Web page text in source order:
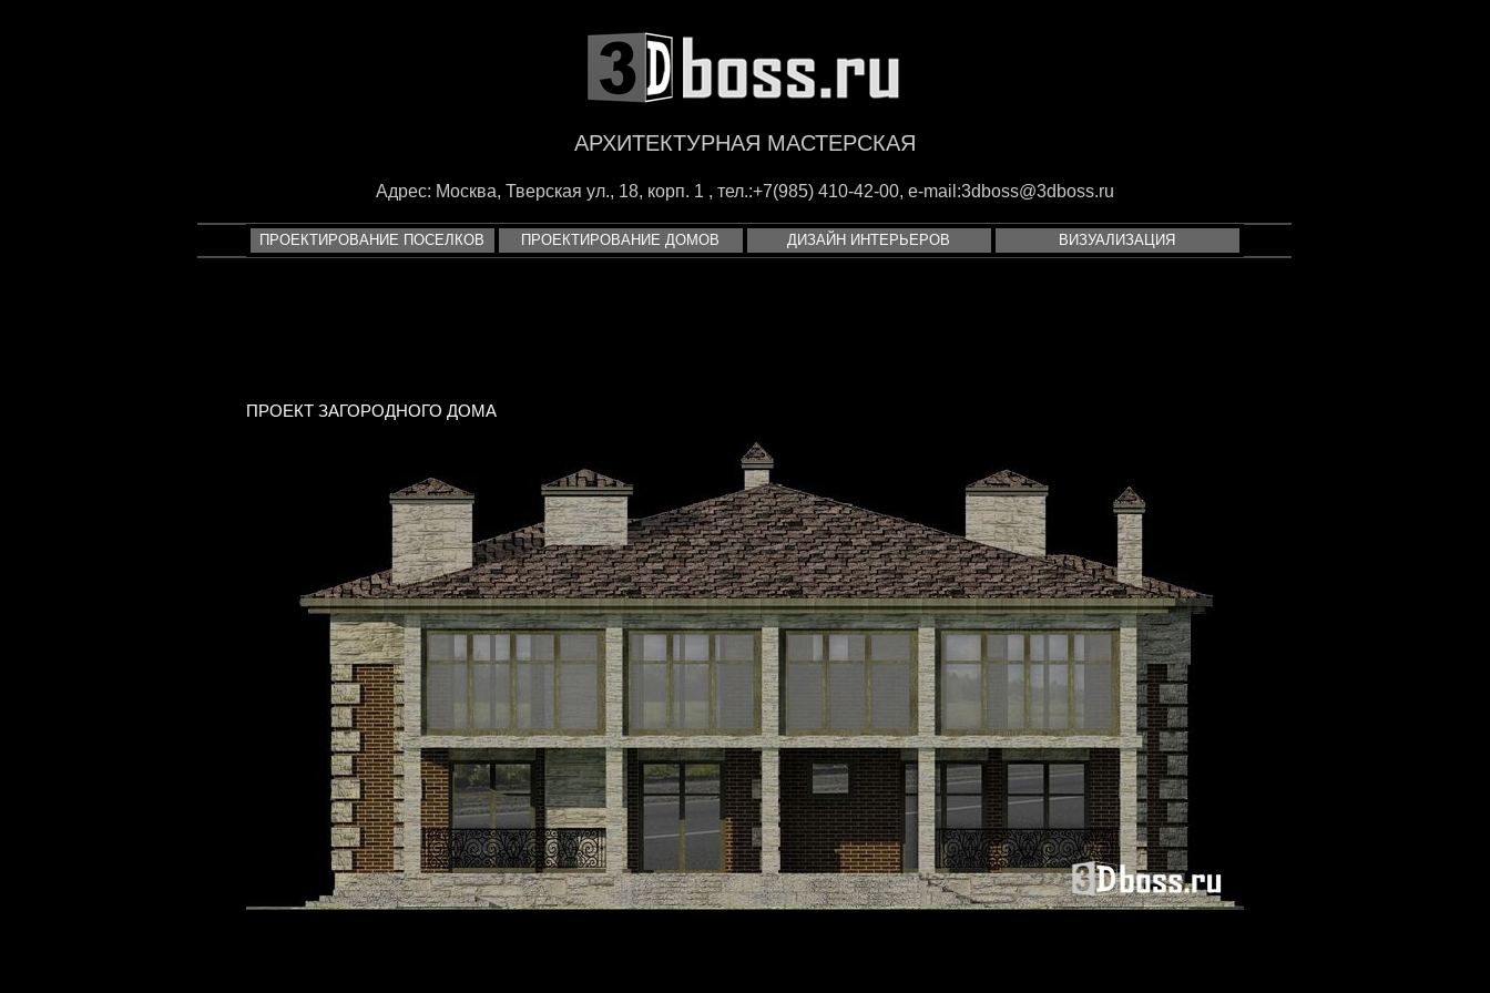
АРХИТЕКТУРНАЯ МАСТЕРСКАЯ
Адрес: Москва, Тверская ул., 18, корп. 1 , тел.:+7(985) 410-42-00, e-mail:3dboss@3dboss.ru
ПРОЕКТИРОВАНИЕ ПОСЕЛКОВ ПРОЕКТИРОВАНИЕ ДОМОВ ДИЗАЙН ИНТЕРЬЕРОВ ВИЗУАЛИЗАЦИЯ
ПРОЕКТ ЗАГОРОДНОГО ДОМА